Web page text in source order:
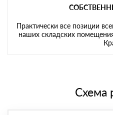
Практически все позиции
наших складских
Схема